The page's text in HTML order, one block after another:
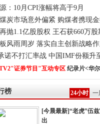
：10月CPI涨幅将高于9月
炭市场意外偏紧 购煤者携现
抛1.1亿股股权 王石获660万股
风雨周岁 落实自主创新战略
诺不打汇率战 中国IMF份额升
证券节目"互动专区 纪录片<华
榜 24小时 一
[今晨最新]“老虎”伍
出